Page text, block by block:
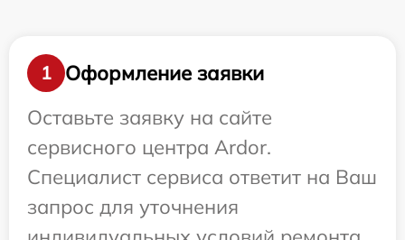
1
Оформление заявки
Оставьте заявку на сайте
сервисного центра Ardor.
Специалист сервиса ответит на Ваш
запрос для уточнения